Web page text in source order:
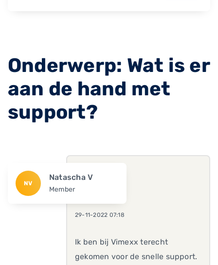
Onderwerp: Wat is er
aan de hand met
support?
NV
Natascha V
Member
29-11-2022 07:18
Ik ben bij Vimexx terecht
gekomen voor de snelle support.